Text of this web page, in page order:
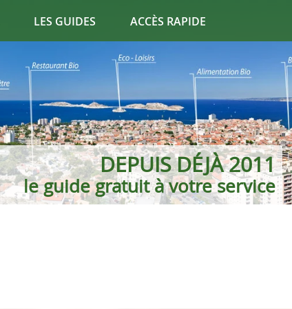
LES GUIDES ACCÈS RAPIDE
DEPUIS DÉJÀ 2011
le guide gratuit à votre service
36 PAGES D'INFOS
pour consommer rusé !